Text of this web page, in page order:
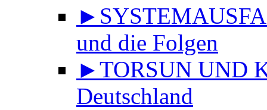
und die Folgen
►TORSUN UND
Deutschland